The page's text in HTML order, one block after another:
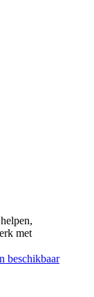
met
beschikbaar